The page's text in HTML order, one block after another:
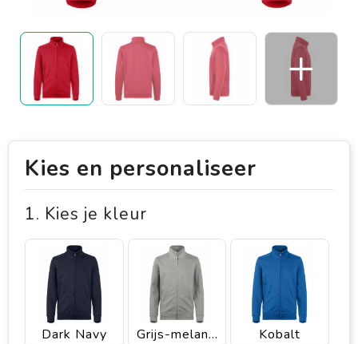
Kies en personaliseer
1. Kies je kleur
Dark Navy Grijs-melange Kobalt